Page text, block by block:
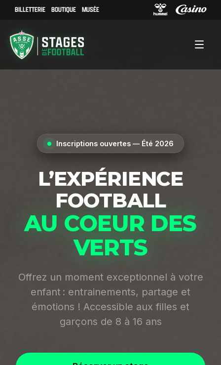
BILLETTERIE BOUTIQUE MUSÉE
Inscriptions ouvertes — Été 2026
L’EXPÉRIENCE
FOOTBALL
AU COEUR DES
VERTS
Offrez un moment exceptionnel à votre
enfant : entrainements, partage et
émotions ! Accessible aux filles et
garçons de 8 à 16 ans